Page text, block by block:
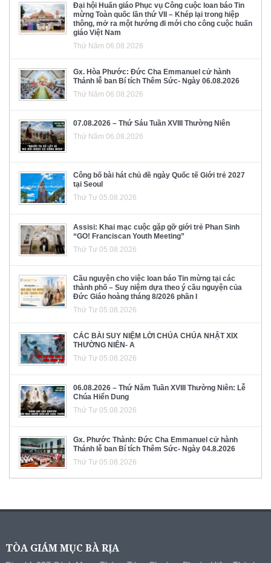
Đại hội Huấn giáo Phục vụ Công cuộc loan báo Tin
mừng Toàn quốc lần thứ VII – Khép lại trong hiệp
thông, mở ra một hướng đi mới cho công cuộc huấn
giáo Việt Nam
Thứ Năm 06.08.2026
Gx. Hòa Phước: Đức Cha Emmanuel cử hành
Thánh lễ ban Bí tích Thêm Sức- Ngày 06.08.2026
Thứ Năm 06.08.2026
07.08.2026 – Thứ Sáu Tuần XVIII Thường Niên
Thứ Năm 06.08.2026
Công bố bài hát chủ đề ngày Quốc tế Giới trẻ 2027
tại Seoul
Thứ Tư 05.08.2026
Assisi: Khai mạc cuộc gặp gỡ giới trẻ Phan Sinh
“GO! Franciscan Youth Meeting”
Thứ Tư 05.08.2026
Cầu nguyện cho việc loan báo Tin mừng tại các
thành phố – Suy niệm dựa theo ý cầu nguyện của
Đức Giáo hoàng tháng 8/2026 phần I
Thứ Tư 05.08.2026
CÁC BÀI SUY NIỆM LỜI CHÚA CHÚA NHẬT XIX
THƯỜNG NIÊN- A
Thứ Tư 05.08.2026
06.08.2026 – Thứ Năm Tuần XVIII Thường Niên: Lễ
Chúa Hiển Dung
Thứ Tư 05.08.2026
Gx. Phước Thành: Đức Cha Emmanuel cử hành
Thánh lễ ban Bí tích Thêm Sức- Ngày 04.8.2026
Thứ Tư 05.08.2026
TÒA GIÁM MỤC BÀ RỊA